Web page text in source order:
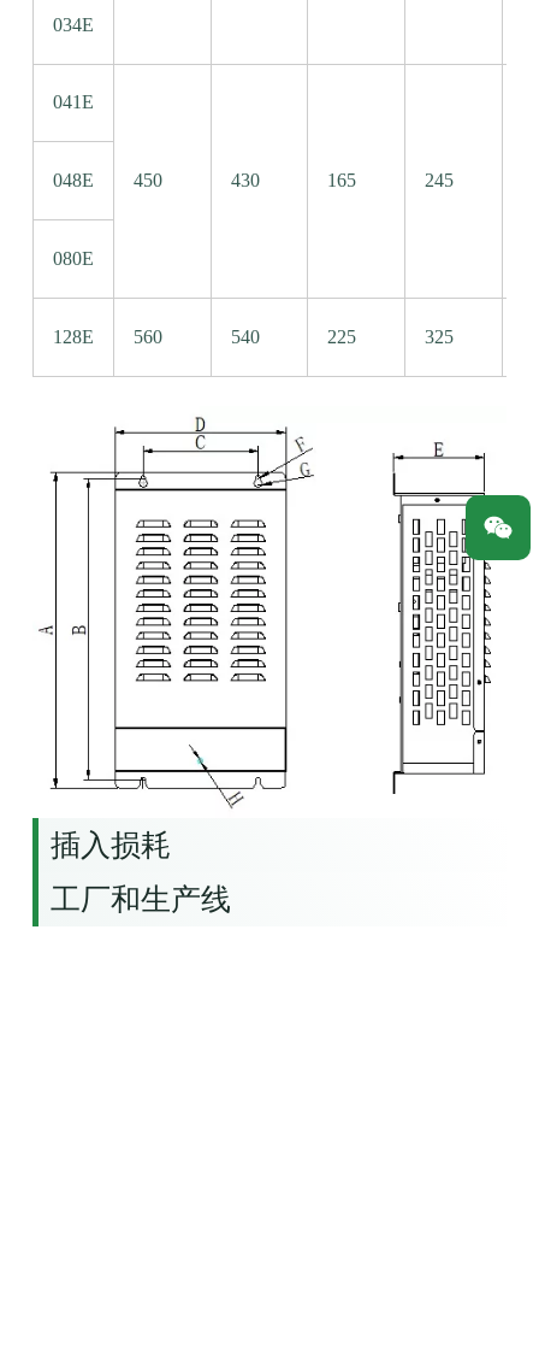
034E
041E
450 430 165 245
048E
080E
128E 560 540 225 325
插入损耗
工厂和生产线